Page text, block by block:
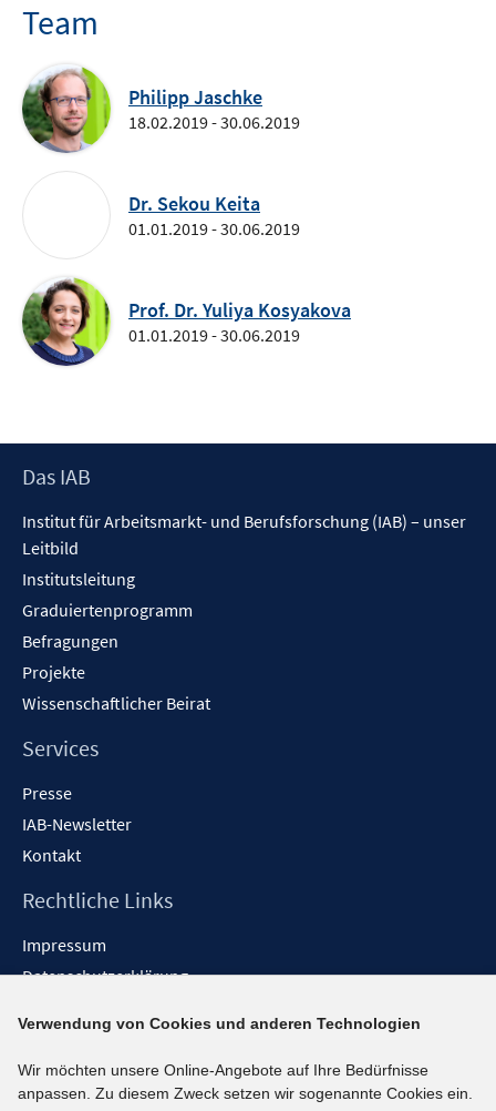
Team
Philipp Jaschke
18.02.2019 - 30.06.2019
Dr. Sekou Keita
01.01.2019 - 30.06.2019
Prof. Dr. Yuliya Kosyakova
01.01.2019 - 30.06.2019
Footer
Das IAB
Institut für Arbeitsmarkt- und Berufsforschung (IAB) – unser
Leitbild
Institutsleitung
Graduiertenprogramm
Befragungen
Projekte
Wissenschaftlicher Beirat
Services
Presse
IAB-Newsletter
Kontakt
Rechtliche Links
Impressum
Datenschutzerklärung
Barrieren melden
Social-Media-Kanäle
Verwendung von Cookies und anderen Technologien
Wir möchten unsere Online-Angebote auf Ihre Bedürfnisse
anpassen. Zu diesem Zweck setzen wir sogenannte Cookies ein.